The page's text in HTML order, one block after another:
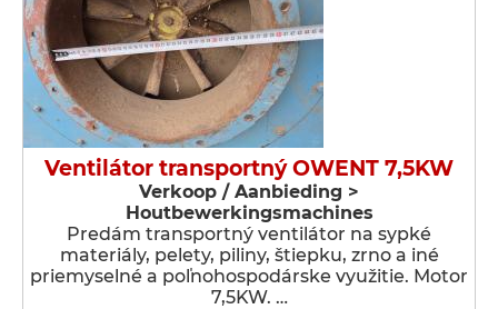
Ventilátor transportný OWENT 7,5KW
Verkoop / Aanbieding >
Houtbewerkingsmachines
Predám transportný ventilátor na sypké
materiály, pelety, piliny, štiepku, zrno a iné
priemyselné a poľnohospodárske využitie. Motor
7,5KW. …